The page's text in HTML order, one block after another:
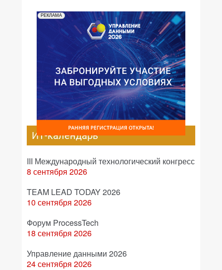
РЕКЛАМА
ИТ-календарь
III Международный технологический конгресс
8 сентября 2026
TEAM LEAD TODAY 2026
10 сентября 2026
Форум ProcessTech
18 сентября 2026
Управление данными 2026
24 сентября 2026